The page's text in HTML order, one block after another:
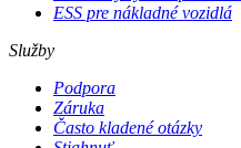
ESS pre nákladné vozidlá
Služby
Podpora
Záruka
Často kladené otázky